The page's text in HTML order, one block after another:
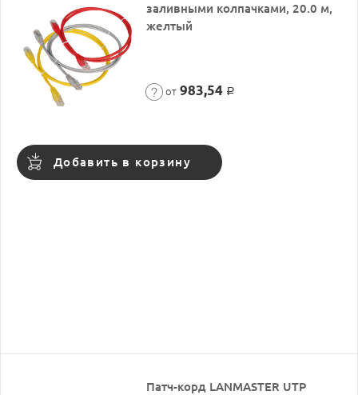
заливными колпачками, 20.0 м,
желтый
от 983,54 Р
Добавить в корзину
Патч-корд LANMASTER UTP